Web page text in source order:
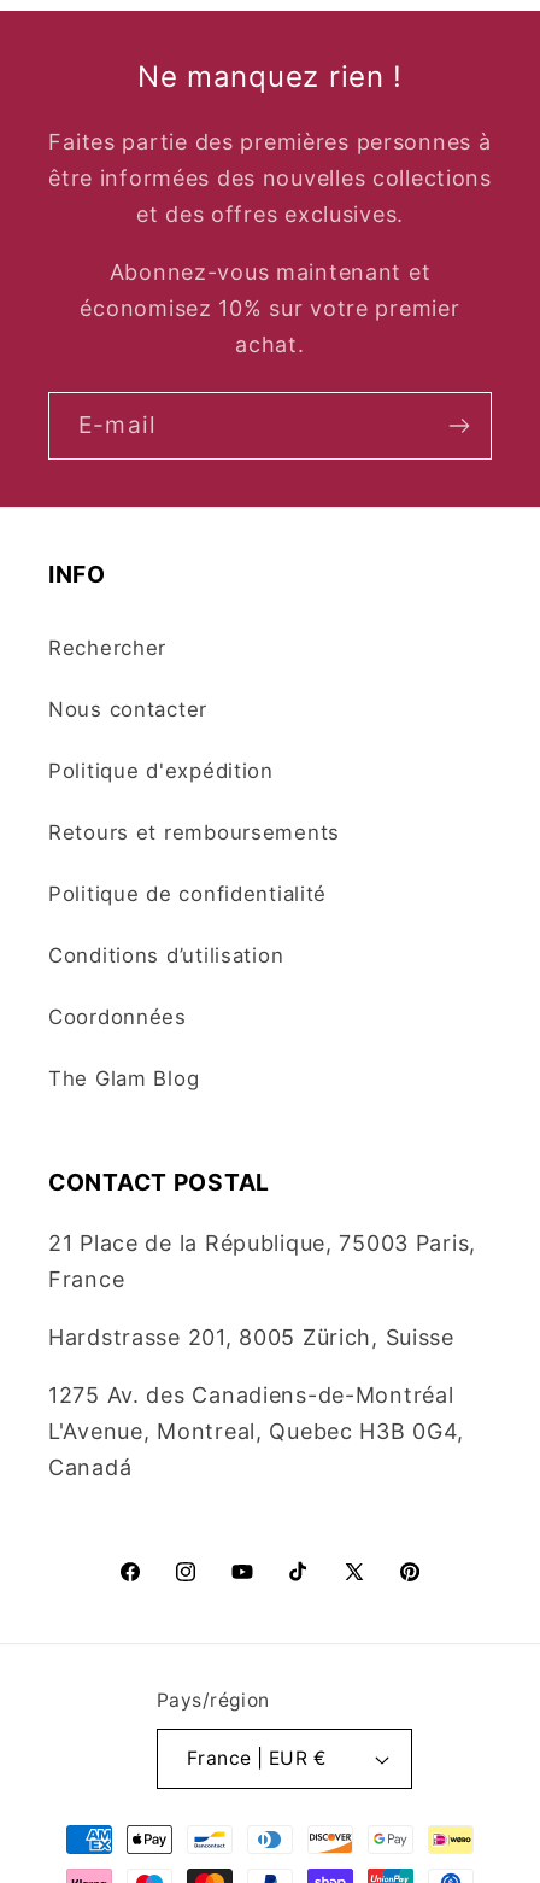
Ne manquez rien !
Faites partie des premières personnes à
être informées des nouvelles collections
et des offres exclusives.
Abonnez-vous maintenant et
économisez 10% sur votre premier
achat.
E-mail
INFO
Rechercher
Nous contacter
Politique d'expédition
Retours et remboursements
Politique de confidentialité
Conditions d’utilisation
Coordonnées
The Glam Blog
CONTACT POSTAL
21 Place de la République, 75003 Paris,
France
Hardstrasse 201, 8005 Zürich, Suisse
1275 Av. des Canadiens-de-Montréal
L'Avenue, Montreal, Quebec H3B 0G4,
Canadá
FacebookInstagramYouTubeTikTokX
Pinterest
Pays/région
France | EUR €
Moyens
de